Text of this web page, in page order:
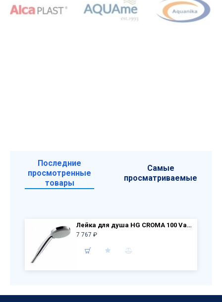
Последние
просмотренные
товары
Самые
просматриваемые
Лейка для душа HG CROMA 100 Vario 28535000 хром*
7 767 ₽